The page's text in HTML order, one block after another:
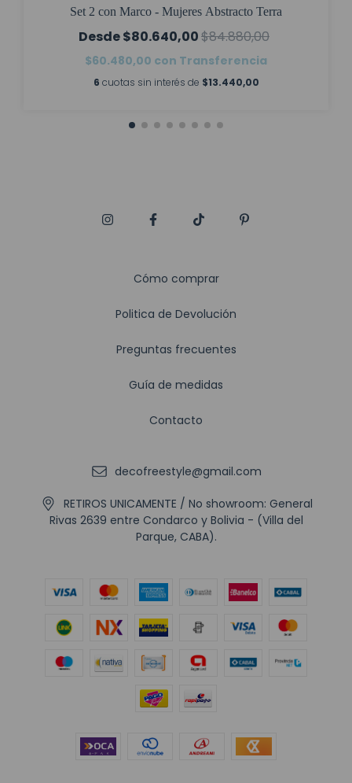
Set 2 con Marco - Mujeres Abstracto Terra
$80.640,00$84.880,00
$60.480,00 con Transferencia
6 cuotas sin interés de $13.440,00
Cómo comprar
Politica de Devolución
Preguntas frecuentes
Guía de medidas
Contacto
decofreestyle@gmail.com
RETIROS UNICAMENTE / No showroom: General
Rivas 2639 entre Condarco y Bolivia - (Villa del
Parque, CABA).